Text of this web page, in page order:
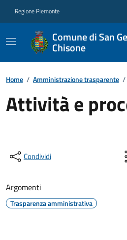
Regione Piemonte
Comune di San
Chisone
Home / Amministrazione trasparente /
Attività e
Condividi
Argomenti
Trasparenza amministrativa